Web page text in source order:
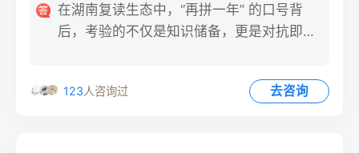
在湖南复读生态中，“再拼一年” 的口号背
后，考验的不仅是知识储备，更是对抗即时
123人咨询过 去咨询